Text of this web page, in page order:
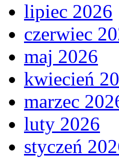
lipiec 2026
czerwiec
maj 2026
kwiecień
marzec
luty 2026
styczeń